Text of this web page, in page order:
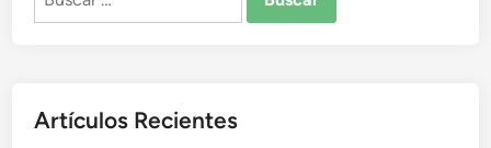
Artículos Recientes